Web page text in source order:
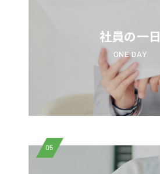
社員の一日
ONE DAY